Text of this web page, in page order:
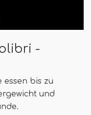
-
essen bis zu
und